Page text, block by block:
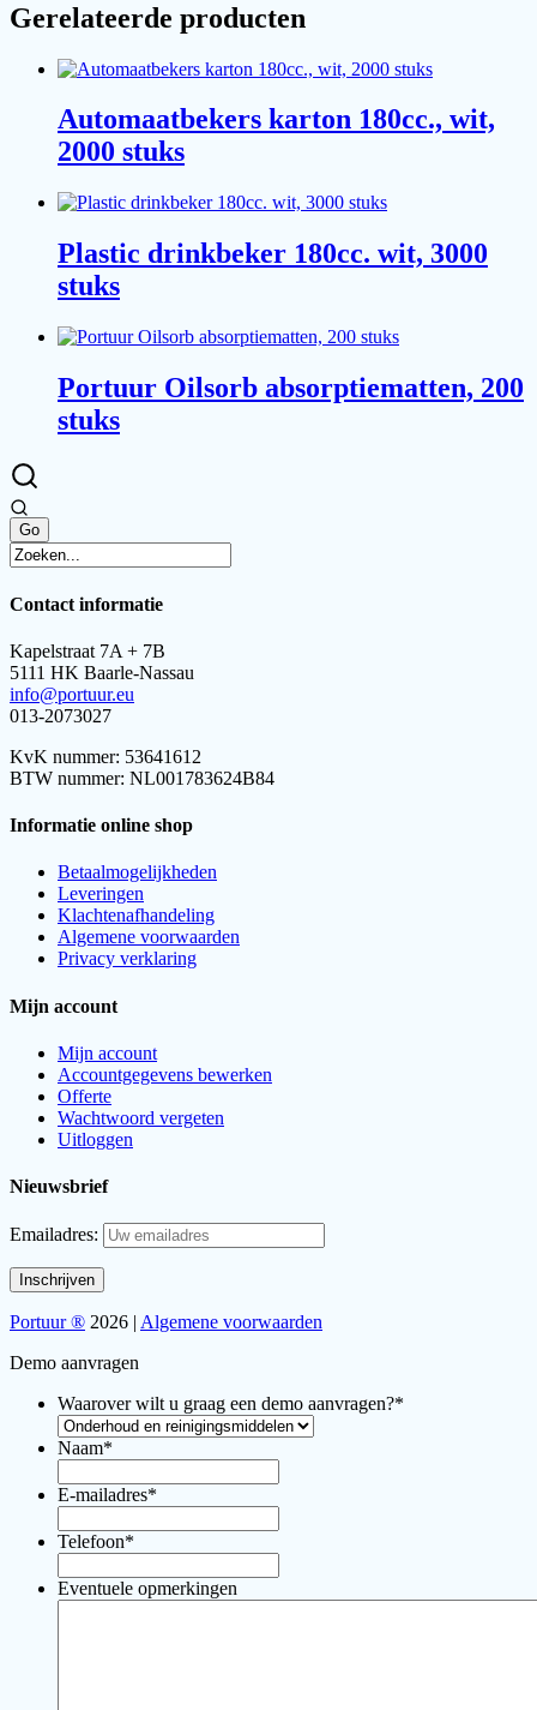
Gerelateerde producten
Automaatbekers karton 180cc., wit,
2000 stuks
Plastic drinkbeker 180cc. wit, 3000
stuks
Portuur Oilsorb absorptiematten, 200
stuks
Contact informatie
Kapelstraat 7A + 7B
5111 HK Baarle-Nassau
info@portuur.eu
013-2073027
KvK nummer: 53641612
BTW nummer: NL001783624B84
Informatie online shop
Betaalmogelijkheden
Leveringen
Klachtenafhandeling
Algemene voorwaarden
Privacy verklaring
Mijn account
Mijn account
Accountgegevens bewerken
Offerte
Wachtwoord vergeten
Uitloggen
Nieuwsbrief
Emailadres:
Portuur ® 2026 | Algemene voorwaarden
Demo aanvragen
Waarover wilt u graag een demo aanvragen?*
Naam*
E-mailadres*
Telefoon*
Eventuele opmerkingen